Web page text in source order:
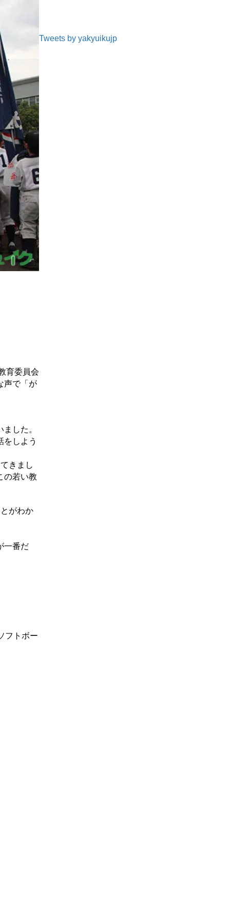
育委員会
声で「が
した。
をしよう
きまし
の若い教
がわか
一番だ
フトボー
Tweets by yakyuikujp